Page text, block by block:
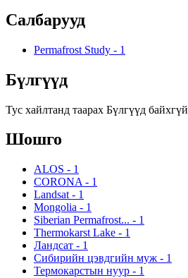
Салбарууд
Permafrost Study - 1
Бүлгүүд
Тус хайлтанд таарах Бүлгүүд
Шошго
ALOS - 1
CORONA - 1
Landsat - 1
Mongolia - 1
Siberian Permafrost... - 1
Thermokarst Lake - 1
Ландсат - 1
Сибирийн цэвдгийн муж - 1
Термокарстын нуур - 1